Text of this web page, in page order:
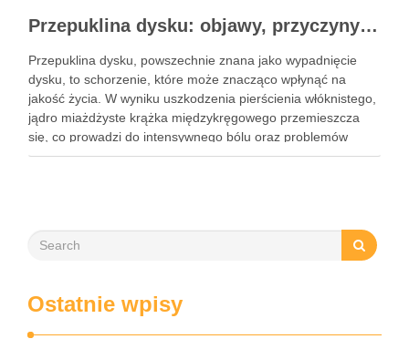
Przepuklina dysku: objawy, przyczyny i metody leczenia
Przepuklina dysku, powszechnie znana jako wypadnięcie
dysku, to schorzenie, które może znacząco wpłynąć na
jakość życia. W wyniku uszkodzenia pierścienia włóknistego,
jądro miażdżyste krążka międzykręgowego przemieszcza
się, co prowadzi do intensywnego bólu oraz problemów
neurologicznych. Częstość występowania tego schorzenia
Ostatnie wpisy